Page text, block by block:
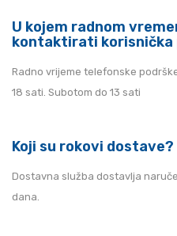
U kojem radnom
kontaktirati korisnička
Radno vrijeme telefonske
18 sati. Subotom do 13 sati
Koji su rokovi dostave?
Dostavna služba dostavlja
dana.